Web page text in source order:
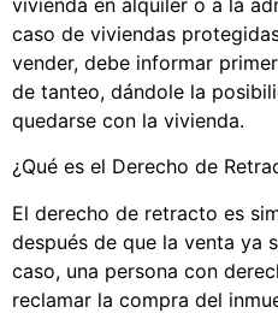
caso de viviendas
vender, debe informar
de tanteo, dándole la
quedarse con la vivienda.
¿Qué es el Derecho de
El derecho de retracto es
después de que la venta ya
caso, una persona con
reclamar la compra del